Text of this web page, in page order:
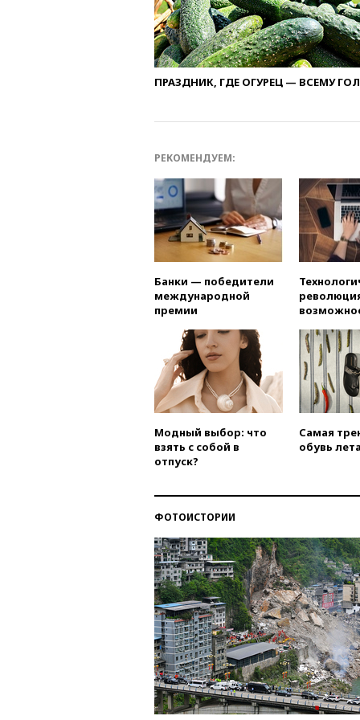
ПРАЗДНИК, ГДЕ ОГУРЕЦ — ВСЕМУ
РЕКОМЕНДУЕМ:
Банки — победители
международной
премии
Модный выбор: что
взять с собой в
отпуск?
Самая
обувь
ФОТОИСТОРИИ